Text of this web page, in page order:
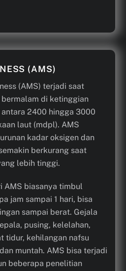
(AMS)
(AMS) terjadi saat
di ketinggian
2400 hingga 3000
laut (mdpl). AMS
kadar oksigen dan
berkurang saat
lebih tinggi.
AMS biasanya timbul
jam sampai 1 hari, bisa
sampai berat. Gejala
pusing, kelelahan,
tidur, kehilangan nafsu
muntah. AMS bisa terjadi
beberapa penelitian